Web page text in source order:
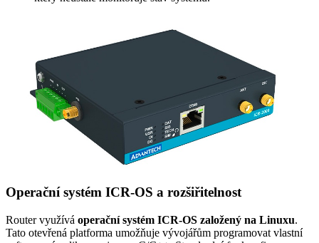
Operační systém ICR-OS a rozšiřitelnost
Routervyužívá operační systém ICR-OS založený na Linuxu.
Tato otevřená platforma umožňuje vývojářům programovat vlastní